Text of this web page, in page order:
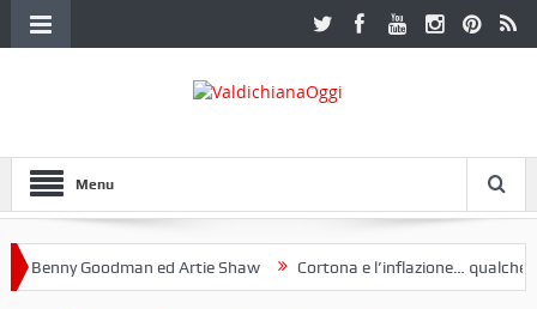
Menu
Goodman ed Artie Shaw Cortona e l’inflazione… qualche